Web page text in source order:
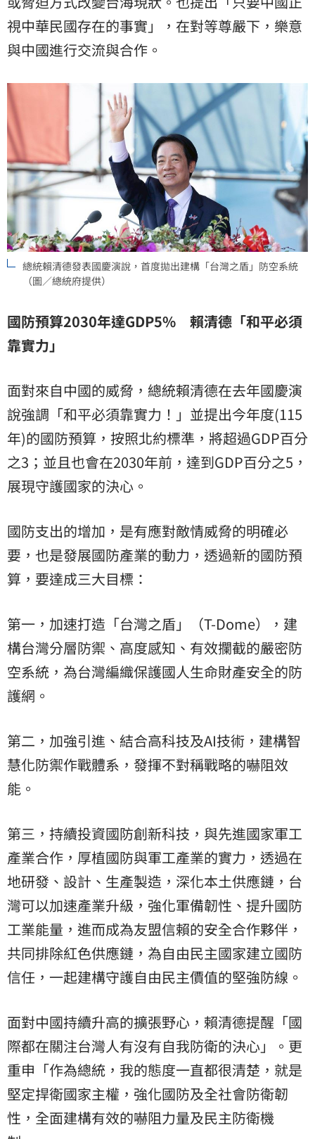
視中華民國存在的事實」，在對等尊嚴下，樂意
與中國進行交流與合作。
總統賴清德發表國慶演說，首度拋出建構「台灣之盾」防空系統
（圖／總統府提供）
國防預算2030年達GDP5% 賴清德「和平必須
靠實力」
面對來自中國的威脅，總統賴清德在去年國慶演
說強調「和平必須靠實力！」並提出今年度(115
年)的國防預算，按照北約標準，將超過GDP百分
之3；並且也會在2030年前，達到GDP百分之5，
展現守護國家的決心。
國防支出的增加，是有應對敵情威脅的明確必
要，也是發展國防產業的動力，透過新的國防預
算，要達成三大目標：
第一，加速打造「台灣之盾」（T-Dome），建
構台灣分層防禦、高度感知、有效攔截的嚴密防
空系統，為台灣編織保護國人生命財產安全的防
護網。
第二，加強引進、結合高科技及AI技術，建構智
慧化防禦作戰體系，發揮不對稱戰略的嚇阻效
能。
第三，持續投資國防創新科技，與先進國家軍工
產業合作，厚植國防與軍工產業的實力，透過在
地研發、設計、生產製造，深化本土供應鏈，台
灣可以加速產業升級，強化軍備韌性、提升國防
工業能量，進而成為友盟信賴的安全合作夥伴，
共同排除紅色供應鏈，為自由民主國家建立國防
信任，一起建構守護自由民主價值的堅強防線。
面對中國持續升高的擴張野心，賴清德提醒「國
際都在關注台灣人有沒有自我防衛的決心」。更
重申「作為總統，我的態度一直都很清楚，就是
堅定捍衛國家主權，強化國防及全社會防衛韌
性，全面建構有效的嚇阻力量及民主防衛機